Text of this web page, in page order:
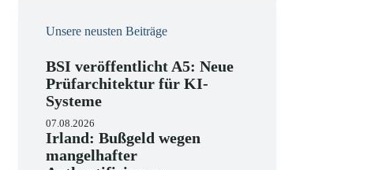
Unsere neusten Beiträge
BSI veröffentlicht A5: Neue
Prüfarchitektur für KI-
Systeme
07.08.2026
Irland: Bußgeld wegen
mangelhafter